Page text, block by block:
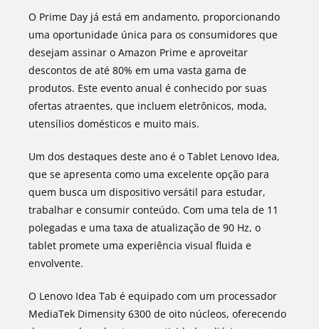
O Prime Day já está em andamento, proporcionando
uma oportunidade única para os consumidores que
desejam assinar o Amazon Prime e aproveitar
descontos de até 80% em uma vasta gama de
produtos. Este evento anual é conhecido por suas
ofertas atraentes, que incluem eletrônicos, moda,
utensílios domésticos e muito mais.
Um dos destaques deste ano é o Tablet Lenovo Idea,
que se apresenta como uma excelente opção para
quem busca um dispositivo versátil para estudar,
trabalhar e consumir conteúdo. Com uma tela de 11
polegadas e uma taxa de atualização de 90 Hz, o
tablet promete uma experiência visual fluida e
envolvente.
O Lenovo Idea Tab é equipado com um processador
MediaTek Dimensity 6300 de oito núcleos, oferecendo